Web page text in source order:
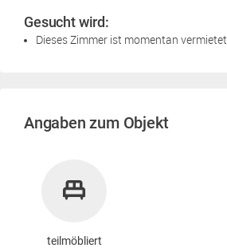
Gesucht wird:
Dieses Zimmer ist momentan vermietet
Angaben zum Objekt
teilmöbliert